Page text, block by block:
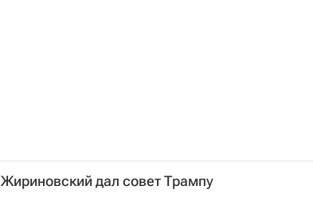
Жириновский дал совет Трампу